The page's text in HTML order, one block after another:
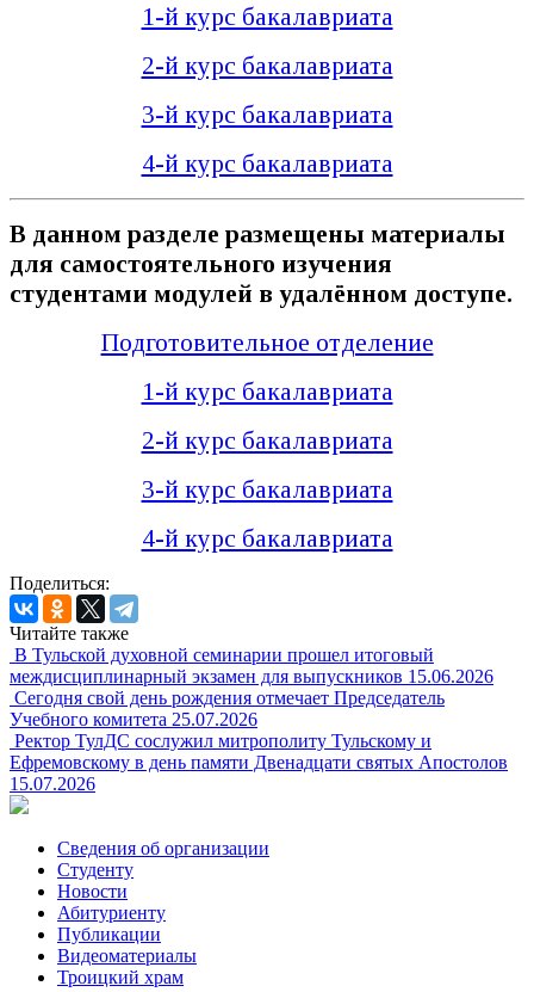
1-й курс бакалавриата
2-й курс бакалавриата
3-й курс бакалавриата
4-й курс бакалавриата
В данном разделе размещены материалы
для самостоятельного изучения
студентами модулей в удалённом доступе.
Подготовительное отделение
1-й курс бакалавриата
2-й курс бакалавриата
3-й курс бакалавриата
4-й курс бакалавриата
Поделиться:
Читайте также
В Тульской духовной семинарии прошел итоговый
междисциплинарный экзамен для выпускников 15.06.2026
Сегодня свой день рождения отмечает Председатель
Учебного комитета 25.07.2026
Ректор ТулДС сослужил митрополиту Тульскому и
Ефремовскому в день памяти Двенадцати святых Апостолов
15.07.2026
Сведения об организации
Студенту
Новости
Абитуриенту
Публикации
Видеоматериалы
Троицкий храм